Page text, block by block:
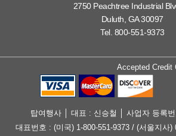
2750 Peachtree Industrial
Duluth, GA 30097
Tel. 800-551-9373
Accepted Credit
탑여행사 │ 대표 : 신승철 │ 사업자 등록
대표번호 : (미국) 1-800-551-9373 / (서울지사)